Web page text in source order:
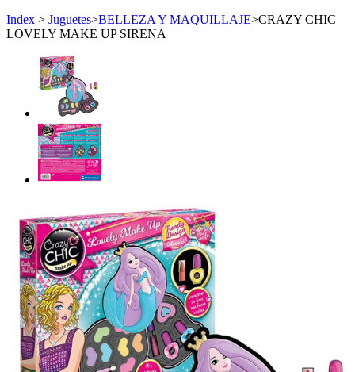
Index > Juguetes>BELLEZA Y MAQUILLAJE>CRAZY CHIC
LOVELY MAKE UP SIRENA